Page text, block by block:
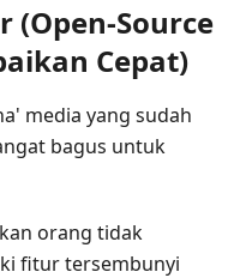
(Open-Source
Cepat)
media yang sudah
bagus untuk
orang tidak
fitur tersembunyi